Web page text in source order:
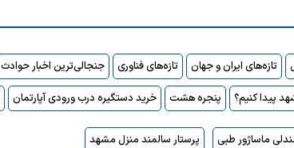
تازه‌های ایران و جهان تازه‌های فناوری جنجالی‌ترین اخبار حوادث
پنجره هشت خرید دستگیره درب ورودی آپارتمان
ماساژور طبی پرستار سالمند منزل مشهد